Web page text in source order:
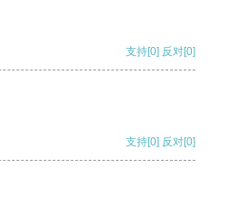
支持[0] 反对[0]
支持[0] 反对[0]